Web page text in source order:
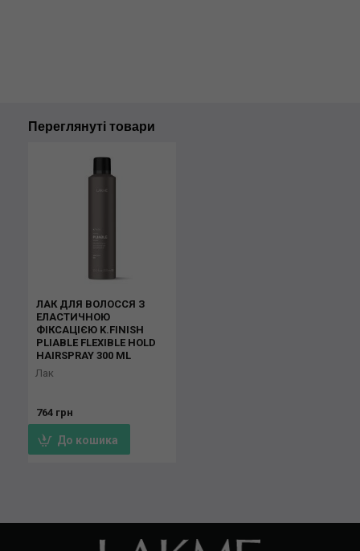
Переглянуті товари
ЛАК ДЛЯ ВОЛОССЯ З
ЕЛАСТИЧНОЮ
ФІКСАЦІЄЮ K.FINISH
PLIABLE FLEXIBLE HOLD
HAIRSPRAY 300 ML
Лак
764 грн
До кошика